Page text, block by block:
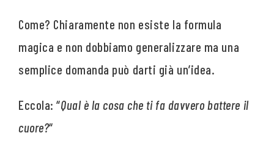
Come? Chiaramente non esiste la formula
magica e non dobbiamo generalizzare ma una
semplice domanda può darti già un’idea.
Eccola: “Qual è la cosa che ti fa davvero battere il
cuore?“